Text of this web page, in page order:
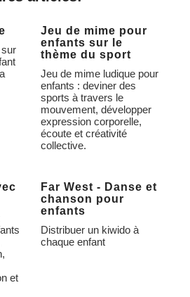
Jeu de mime pour
enfants sur le
thème du sport
Jeu de mime ludique pour
enfants : deviner des
sports à travers le
mouvement, développer
expression corporelle,
écoute et créativité
collective.
et
Far West - Danse et
chanson pour
enfants
Distribuer un kiwido à
chaque enfant